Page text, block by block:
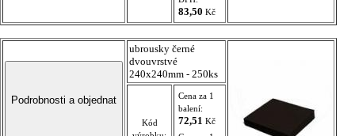
83,50 Kč
ubrousky černé
dvouvrstvé
240x240mm - 250ks
Kód
Cena za 1
balení:
72,51 Kč